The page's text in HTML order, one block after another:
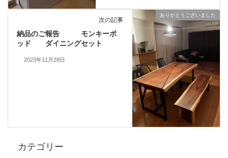
ありがとうございました
次の記事
納品のご報告 モンキーポ
ッド ダイニングセット
2023年11月28日
カテゴリー